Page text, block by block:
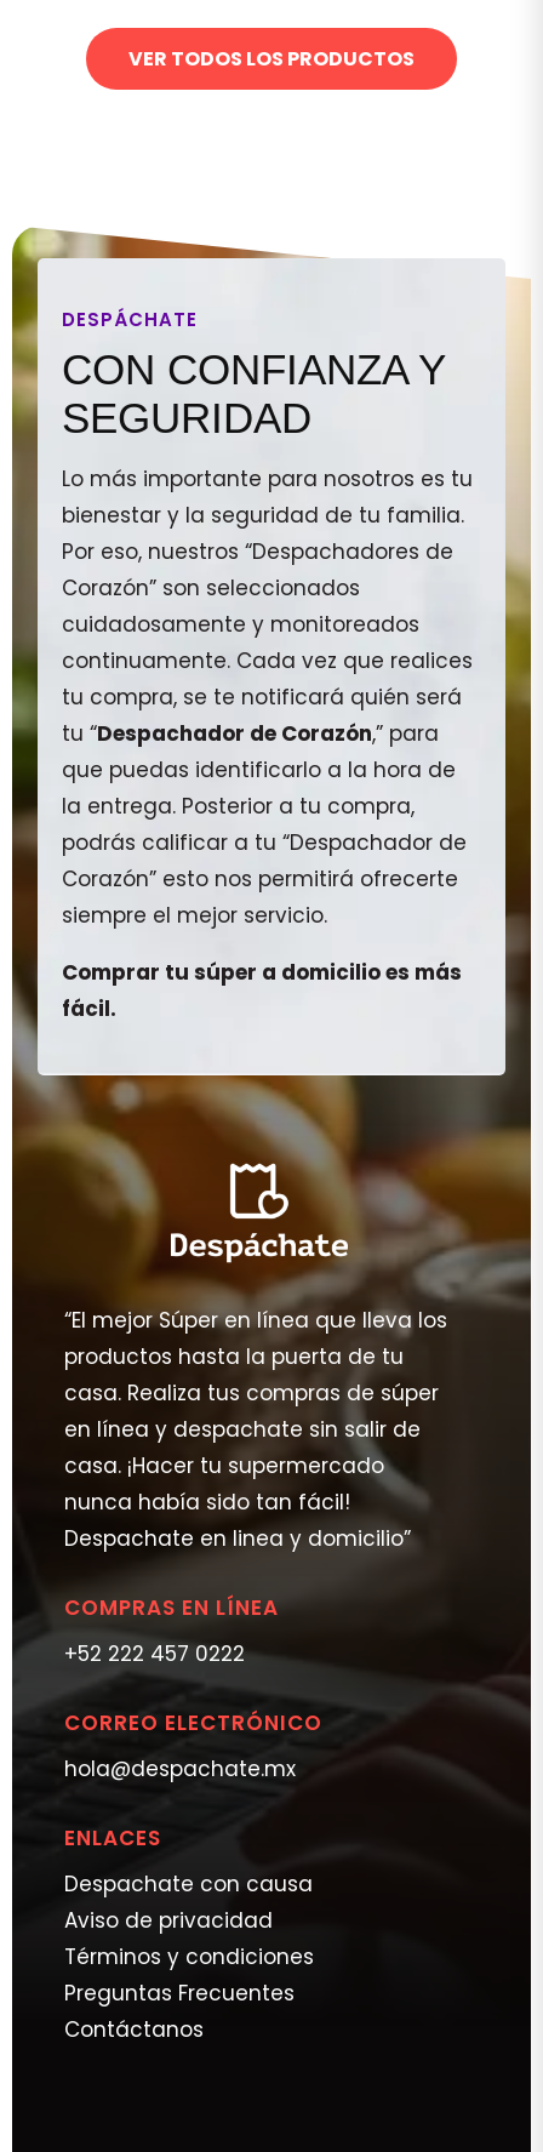
VER TODOS LOS PRODUCTOS
DESPÁCHATE
CON CONFIANZA Y
SEGURIDAD
Lo más importante para nosotros es tu
bienestar y la seguridad de tu familia.
Por eso, nuestros “Despachadores de
Corazón” son seleccionados
cuidadosamente y monitoreados
continuamente. Cada vez que realices
tu compra, se te notificará quién será
tu “Despachador de Corazón,” para
que puedas identificarlo a la hora de
la entrega. Posterior a tu compra,
podrás calificar a tu “Despachador de
Corazón” esto nos permitirá ofrecerte
siempre el mejor servicio.
Comprar tu súper a domicilio es más
fácil.
“El mejor Súper en línea que lleva los
productos hasta la puerta de tu
casa. Realiza tus compras de súper
en línea y despachate sin salir de
casa. ¡Hacer tu supermercado
nunca había sido tan fácil!
Despachate en linea y domicilio”
COMPRAS EN LÍNEA
+52 222 457 0222
CORREO ELECTRÓNICO
hola@despachate.mx
ENLACES
Despachate con causa
Aviso de privacidad
Términos y condiciones
Preguntas Frecuentes
Contáctanos